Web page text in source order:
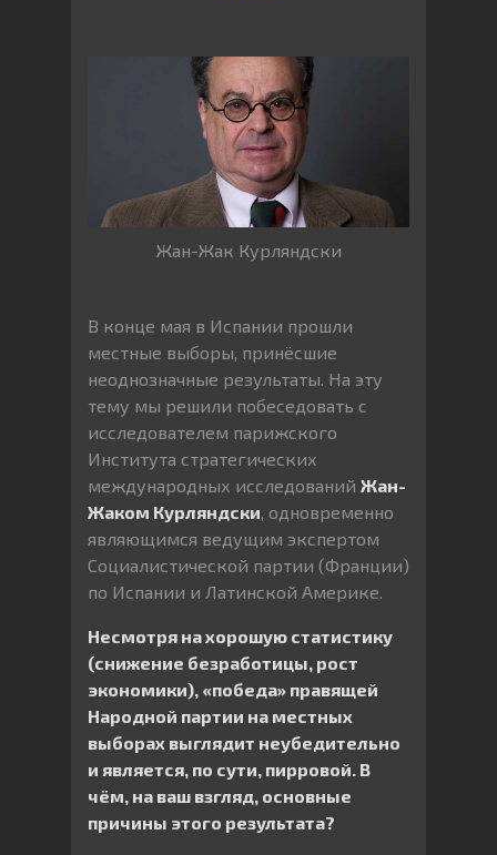
Жан-Жак Курляндски
В конце мая в Испании прошли
местные выборы, принёсшие
неоднозначные результаты. На эту
тему мы решили побеседовать с
исследователем парижского
Института стратегических
международных исследований Жан-
Жаком Курляндски, одновременно
являющимся ведущим экспертом
Социалистической партии (Франции)
по Испании и Латинской Америке.
Несмотря на хорошую статистику
(снижение безработицы, рост
экономики), «победа» правящей
Народной партии на местных
выборах выглядит неубедительно
и является, по сути, пирровой. В
чём, на ваш взгляд, основные
причины этого результата?